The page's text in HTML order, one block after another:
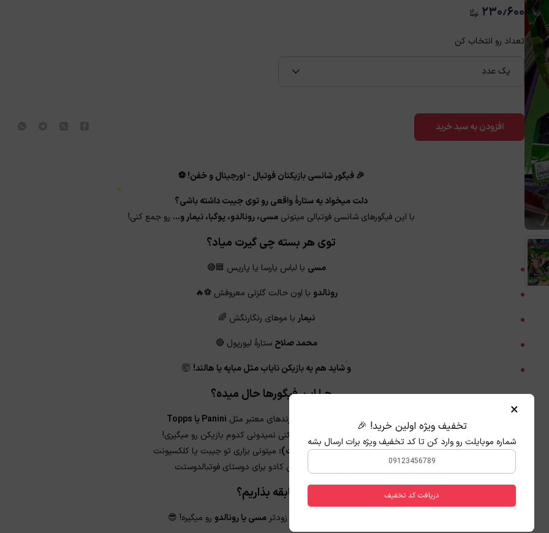
۲۳۰٫۶۰۰
تعداد رو انتخاب کن
یک عدد
افزودن به سبد خرید
🎉 فیگور شانسی بازیکنان فوتبال - اورجینال و خفن! ⚽
دلت میخواد یه ستارهٔ واقعی رو توی جیبت داشته باشی؟
با این فیگورهای شانسی فوتبالی میتونیمسی، رونالدو، پوگبا، نیمار و... رو جمع کنی!
توی هر بسته چی گیرت میاد؟
مسی با لباس بارسا یا پاریس 🟦🔴
رونالدو با اون حالت گلزنی معروفش ⚽🔥
نیمار با موهای رنگارنگش 🌈
محمد صلاح ستارهٔ لیورپول 🔴
و شاید هم یه بازیکن نایاب مثل مباپه یا هالند! 🤯
چرا این فیگورها حال میده؟
✔ اورجینال و باکیفیت: برندهای معتبر مثل Panini یا Topps
✔
سورپرایز واقعی:
تا باز نکنی نمیدونی کدوم بازیکن رو میگیری!
✔سایز جمعوجور (۵-۷ سانت):
میتونی بزاری تو جیبت یا کلکسیونت
بهترین کادو برای دوستای فوتبالدوستت
مسابقه بذاریم؟
کی زودترمسی یا رونالدو رو میگیره! 😎
×
تخفیف ویژه اولین خرید! 🎉
شماره موبایلت رو وارد کن تا کد تخفیف ویژه برات ارسال بشه
دریافت کد تخفیف